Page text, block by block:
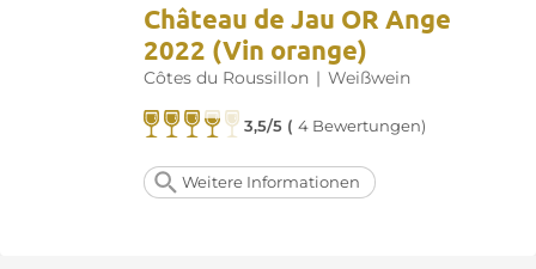
Château de Jau OR Ange
2022 (Vin orange)
Côtes du Roussillon | Weißwein
3,5/5 (4 Bewertungen)
Weitere Informationen